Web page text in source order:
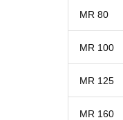
MR 80
MR 100
MR 125
MR 160